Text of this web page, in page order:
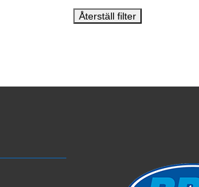
Återställ filter